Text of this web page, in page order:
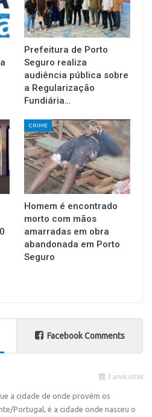
Prefeitura de Porto
Seguro realiza
audiência pública sobre
a Regularização
Fundiária…
CRIME
Homem é encontrado
morto com mãos
amarradas em obra
abandonada em Porto
Seguro
Facebook Comments
3 anos atrás
a cidade de onde provém os
Portugal, é a cidade onde nasceu o